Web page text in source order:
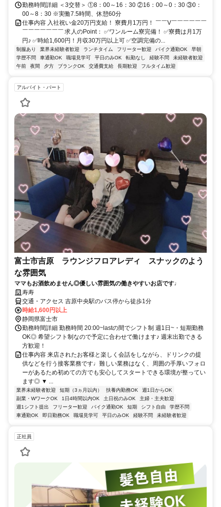
勤務時間詳細 ＜3交替＞ ①8：00～16：30 ②16：00～0：30 ③0：
00～8：30 ※実働7.5時間、休憩60分
仕事内容 入社祝い金20万円支給！ 寮費月1万円！ ￣￣V￣￣￣￣￣￣
￣￣￣￣￣￣￣ 求人のPoint： ✅ワンルーム寮完備！ ✅寮費は月1万
円♪ ✅時給1,600円！月収30万円以上可 ✅空調完備の...
制服あり 業界未経験者歓迎 ランチタイム フリーター歓迎 バイク通勤OK
早朝
学歴不問
車通勤OK 職場見学可 平日のみOK 転勤なし 経験不問
未経験者歓迎
午前
夜間 夕方 ブランクOK 交通費支給 長期歓迎 フルタイム歓迎
アルバイト・パート
富士市吉原 ラウンジフロアレディ スナックのよう
な雰囲気
ママもお酒飲めません◎優しい雰囲気の働きやすいお店です♩
寿寿
交通・アクセス 吉原中央駅のバス停から徒歩1分
時給1,600円以上
静岡県富士市
勤務時間詳細 勤務時間 20:00~lastの間でシフト制 週1日~・短期勤務
OK◎ 希望シフト制なので予定に合わせて働けます♪ 週末出勤できる
方歓迎！
仕事内容 来店されたお客様と楽しく会話をしながら、ドリンクの提
供などを行う接客業務です♩難しい業務はなく、周囲の手厚いフォロ
ーがあるため初めての方でも安心してスタートできる環境が整ってい
ます◎ ▼ ...
業界未経験者歓迎 短期（3ヵ月以内） 扶養内勤務OK
週1日からOK
副業・WワークOK
1日4時間以内OK 土日祝のみOK
主婦・主夫歓迎
週1シフト提出
フリーター歓迎 バイク通勤OK 短期 シフト自由
学歴不問
車通勤OK
即日勤務OK 職場見学可 平日のみOK 経験不問 未経験者歓迎
正社員